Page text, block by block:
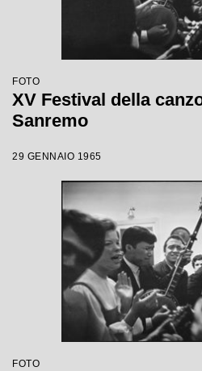
FOTO
XV Festival della
Sanremo
29 GENNAIO 1965
FOTO